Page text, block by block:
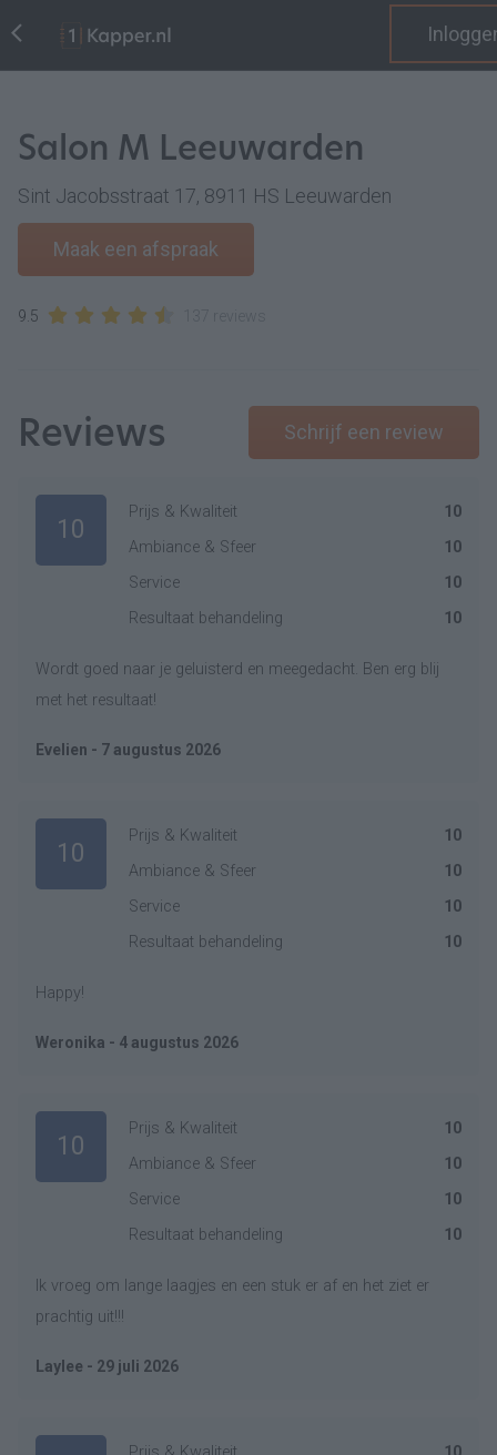
Salon M Leeuwarden
Sint Jacobsstraat 17, 8911 HS Leeuwarden
Maak een afspraak
9.5
Reviews Schrijf een review
10
Prijs & Kwaliteit
10
Ambiance & Sfeer
10
Service
10
Resultaat behandeling
10
Wordt goed naar je geluisterd en meegedacht. Ben erg blij
met het resultaat!
Evelien - 7 augustus 2026
10
Prijs & Kwaliteit
10
Ambiance & Sfeer
10
Service
10
Resultaat behandeling
10
Happy!
Weronika - 4 augustus 2026
10
Prijs & Kwaliteit
10
Ambiance & Sfeer
10
Service
10
Resultaat behandeling
10
Ik vroeg om lange laagjes en een stuk er af en het ziet er
prachtig uit!!!
Laylee - 29 juli 2026